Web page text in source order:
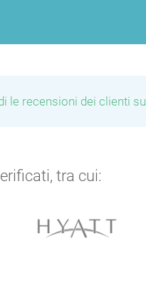
le recensioni dei clienti su
tra cui: